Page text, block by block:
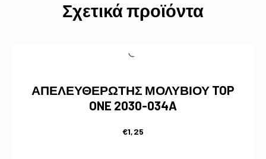
Σχετικά προϊόντα
ΑΠΕΛΕΥΘΕΡΩΤΗΣ ΜΟΛΥΒΙΟΥ TOP
ONE 2030-034A
€1,25